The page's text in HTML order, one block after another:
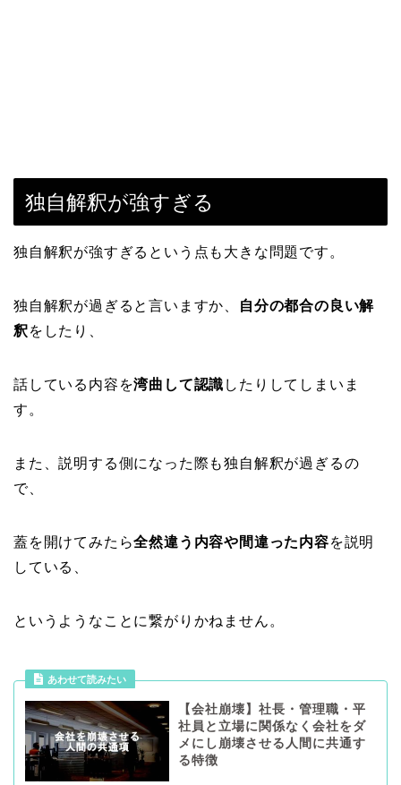
独自解釈が強すぎる
独自解釈が強すぎるという点も大きな問題です。
独自解釈が過ぎると言いますか、
自分の都合の良い解
釈をしたり、
話している内容を湾曲して認識 したりしてしまいま
す。
また、説明する側になった際も独自解釈が過ぎるの
で、
蓋を開けてみたら全然違う内容や間違った内容を説明
している、
というようなことに繋がりかねません。
あわせて読みたい
【会社崩壊】社長・管理職・平
社員と立場に関係なく会社をダ
メにし崩壊させる人間に共通す
る特徴